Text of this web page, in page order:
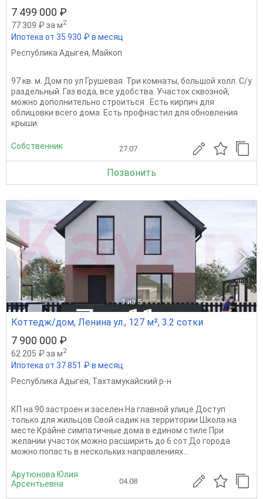
7 499 000 ₽
77 309 ₽ за м2
Ипотека от 35 930 ₽ в месяц
Республика Адыгея, Майкоп
97 кв. м. Дом по ул Грушевая. Три комнаты, большой холл. С/у
раздельный. Газ вода, все удобства. Участок сквозной,
можно дополнительно строиться . Есть кирпич для
облицовки всего дома. Есть профнастил для обновления
крыши.
Собственник 27.07
Позвонить
1 из 5
Коттедж/дом, Ленина ул., 127 м², 3.2 сотки
7 900 000 ₽
62 205 ₽ за м2
Ипотека от 37 851 ₽ в месяц
Республика Адыгея, Тахтамукайский р-н
КП на 90 застроен и заселен На главной улице Доступ
только для жильцов Свой садик на территории Школа на
месте Крайне симпатичные дома в едином стиле При
желании участок можно расширить до 6 сот До города
можно попасть в нескольких направлениях...
Арутюнова Юлия
Арсентьевна
04.08